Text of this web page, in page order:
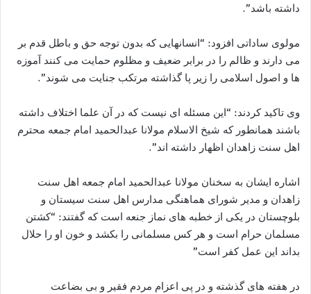
داشته باشد”.
مولوی ساداتی افزود: “انسانهایی که بدون توجه حق و باطل قدم بر
می دارند و ظالم را در برابر ضعیف و مظلوم حمایت می کنند آموزه
ها و اصول اسلامی را زیر پا گذاشته مرتکب جنایت می شوند”.
وی تاکید کردند: “این مسئله ای نیست که در آن علما اختلاف داشته
باشند همانطور که شیخ الاسلام مولانا عبدالحمید امام جمعه محترم
اهل سنت زاهدان اظهار داشته اند”.
اشاره ایشان به سخنان مولانا عبدالحمید امام جمعه اهل سنت
زاهدان و مدیر شورای هماهنگی مدارس اهل سنت سیستان و
بلوچستان در یکی از خطبه های نماز جنعه است که گفتند: “کشتن
مسلمان حرام است و هر کس مسلمانی را بکشد و خون او را حلال
بداند این عمل کفر است”
در هفته های گذشته و در پی اعزام مردم فقیر و بی بضاعت